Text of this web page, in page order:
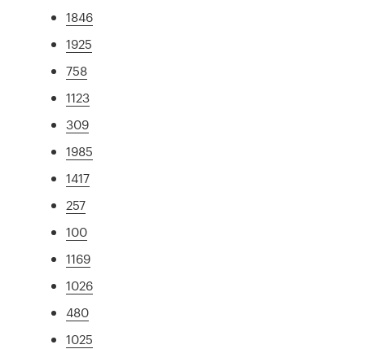
1846
1925
758
1123
309
1985
1417
257
100
1169
1026
480
1025